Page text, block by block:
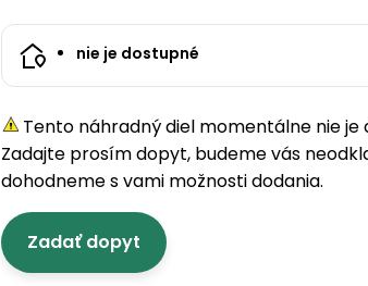
nie je dostupné
Tento náhradný diel momentálne nie je
Zadajte prosím dopyt, budeme vás
dohodneme s vami možnosti dodania.
Zadať dopyt